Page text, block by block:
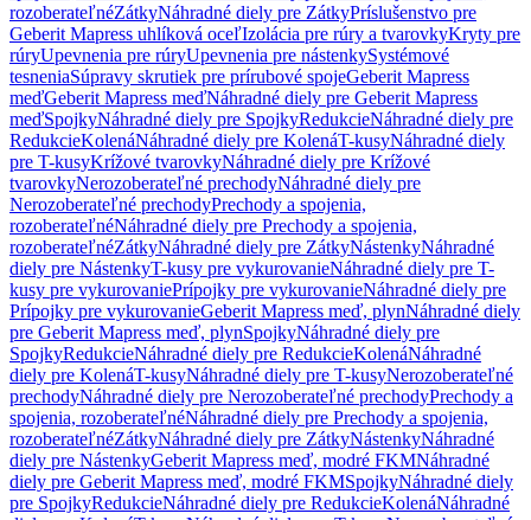
rozoberateľnéZátkyNáhradné diely pre ZátkyPríslušenstvo pre
Geberit Mapress uhlíková oceľIzolácia pre rúry a tvarovkyKryty pre
rúryUpevnenia pre rúryUpevnenia pre nástenkySystémové
tesneniaSúpravy skrutiek pre prírubové spojeGeberit Mapress
meďGeberit Mapress meďNáhradné diely pre Geberit Mapress
meďSpojkyNáhradné diely pre SpojkyRedukcieNáhradné diely pre
RedukcieKolenáNáhradné diely pre KolenáT-kusyNáhradné diely
pre T-kusyKrížové tvarovkyNáhradné diely pre Krížové
tvarovkyNerozoberateľné prechodyNáhradné diely pre
Nerozoberateľné prechodyPrechody a spojenia,
rozoberateľnéNáhradné diely pre Prechody a spojenia,
rozoberateľnéZátkyNáhradné diely pre ZátkyNástenkyNáhradné
diely pre NástenkyT-kusy pre vykurovanieNáhradné diely pre T-
kusy pre vykurovaniePrípojky pre vykurovanieNáhradné diely pre
Prípojky pre vykurovanieGeberit Mapress meď, plynNáhradné diely
pre Geberit Mapress meď, plynSpojkyNáhradné diely pre
SpojkyRedukcieNáhradné diely pre RedukcieKolenáNáhradné
diely pre KolenáT-kusyNáhradné diely pre T-kusyNerozoberateľné
prechodyNáhradné diely pre Nerozoberateľné prechodyPrechody a
spojenia, rozoberateľnéNáhradné diely pre Prechody a spojenia,
rozoberateľnéZátkyNáhradné diely pre ZátkyNástenkyNáhradné
diely pre NástenkyGeberit Mapress meď, modré FKMNáhradné
diely pre Geberit Mapress meď, modré FKMSpojkyNáhradné diely
pre SpojkyRedukcieNáhradné diely pre RedukcieKolenáNáhradné